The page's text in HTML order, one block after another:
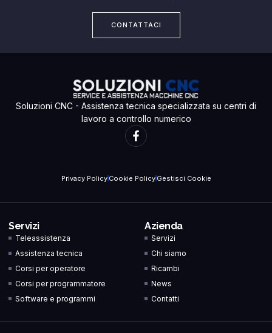
CONTATTACI
Soluzioni CNC - Assistenza tecnica specializzata su centri di
lavoro a controllo numerico
Privacy PolicyCookie PolicyGestisci Cookie
Servizi
Teleassistenza
Assistenza tecnica
Corsi per operatore
Corsi per programmatore
Software e programmi
Azienda
Servizi
Chi siamo
Ricambi
News
Contatti